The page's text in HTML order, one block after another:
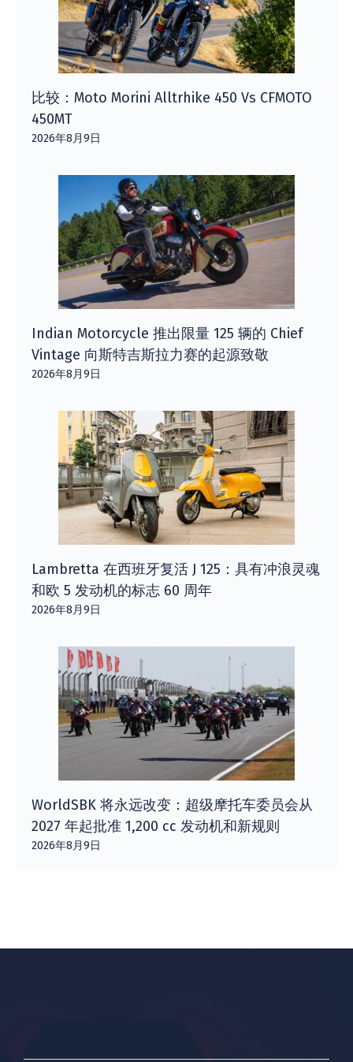
比较：Moto Morini Alltrhike 450 Vs CFMOTO
450MT
2026年8月9日
Indian Motorcycle 推出限量 125 辆的 Chief
Vintage 向斯特吉斯拉力赛的起源致敬
2026年8月9日
Lambretta 在西班牙复活 J 125：具有冲浪灵魂
和欧 5 发动机的标志 60 周年
2026年8月9日
WorldSBK 将永远改变：超级摩托车委员会从
2027 年起批准 1,200 cc 发动机和新规则
2026年8月9日